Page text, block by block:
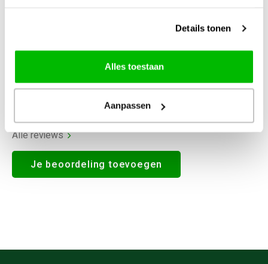
Details tonen
Alles toestaan
Aanpassen
Alle reviews
Je beoordeling toevoegen